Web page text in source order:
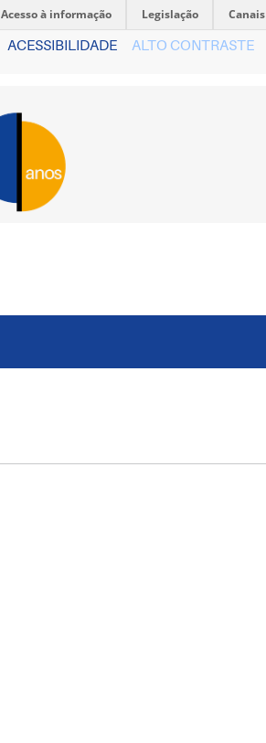
Acesso à informação Legislação Canais
ACESSIBILIDADE ALTO CONTRASTE